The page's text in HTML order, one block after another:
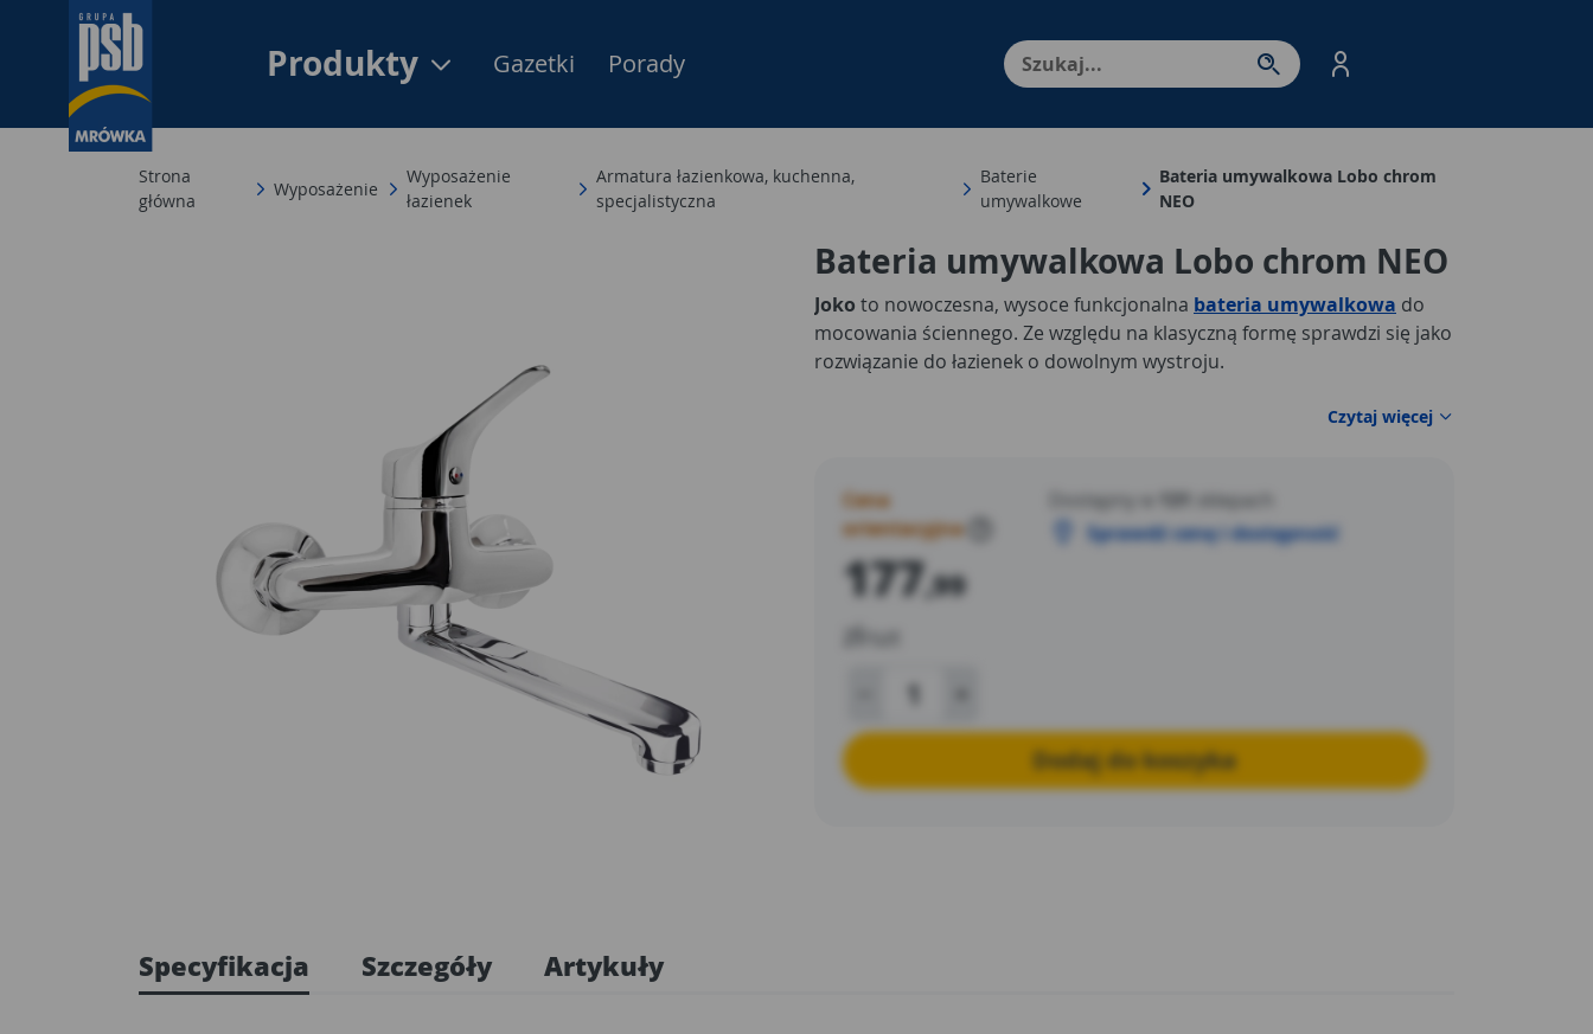
Produkty Menu Produktów, nawigacja: Enter - przejdź do strony produktów. Spacja – otwórz/
Gazetki Porady
Strona
główna
Wyposażenie
Wyposażenie
łazienek
Armatura łazienkowa, kuchenna,
specjalistyczna
Baterie
umywalkowe
Bateria umywalkowa Lobo chrom
NEO
Bateria umywalkowa Lobo chrom NEO
Joko to nowoczesna, wysoce funkcjonalna bateria umywalkowa do
mocowania ściennego. Ze względu na klasyczną formę sprawdzi się jako
rozwiązanie do łazienek o dowolnym wystroju.
Czytaj więcej
Cena
orientacyjna
177,99
zł /szt
Dostępny w
sklepach
Sprawdź cenę i dostępność
Dodaj do koszyka
Specyfikacja Szczegóły Artykuły